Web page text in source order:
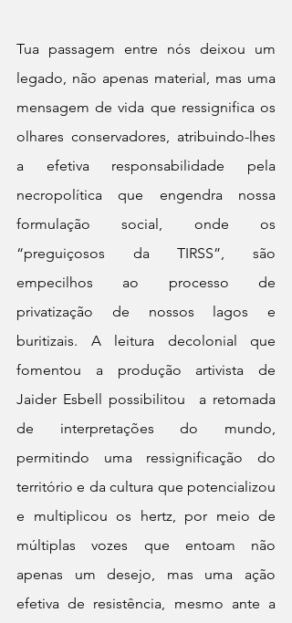
Tua passagem entre nós deixou um
legado, não apenas material, mas uma
mensagem de vida que ressignifica os
olhares conservadores, atribuindo-lhes
a efetiva responsabilidade pela
necropolítica que engendra nossa
formulação social, onde os
“preguiçosos da TIRSS”, são
empecilhos ao processo de
privatização de nossos lagos e
buritizais. A leitura decolonial que
fomentou a produção artivista de
Jaider Esbell possibilitou  a retomada
de interpretações do mundo,
permitindo uma ressignificação do
território e da cultura que potencializou
e multiplicou os hertz, por meio de
múltiplas vozes que entoam não
apenas um desejo, mas uma ação
efetiva de resistência, mesmo ante a